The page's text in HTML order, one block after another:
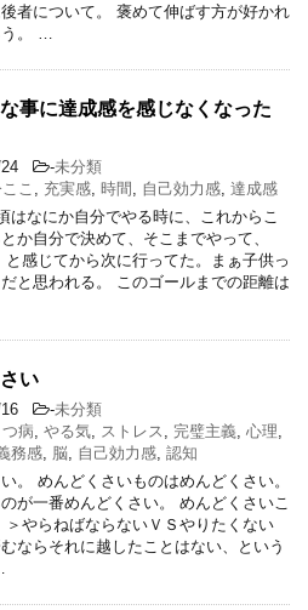
者について。 褒めて伸ばす方が好かれ
。 …
事に達成感を感じなくなった
-未分類
こ 充実感 時間 自己効力感 達成感
はなにか自分でやる時に、これからこ
か自分で決めて、そこまでやって、
と感じてから次に行ってた。まぁ子供っ
と思われる。 このゴールまでの距離は
い
-未分類
つ病 やる気 ストレス 完璧主義 心理
務感 脳 自己効力感 認知
。 めんどくさいものはめんどくさい。
が一番めんどくさい。 めんどくさいこ
＞やらねばならないＶＳやりたくない
ならそれに越したことはない、という